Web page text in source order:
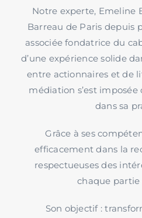
Notre experte, Emeline
Barreau de Paris depuis
associée fondatrice du
d’une expérience solide
entre actionnaires et de
médiation s’est
dans sa
Grâce à ses
efficacement dans la
respectueuses des
chaque partie
Son objectif :